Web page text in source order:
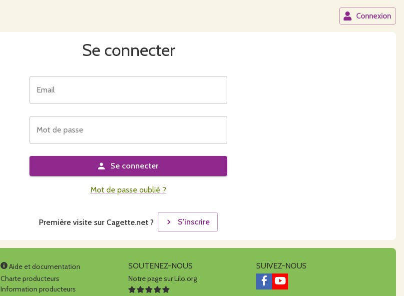
Connexion
Se connecter
Email
Mot de passe
Se connecter
Mot de passe oublié ?
Première visite sur Cagette.net ? S'inscrire
Aide et documentation
Charte producteurs
Information producteurs
SOUTENEZ-NOUS
Notre page sur Lilo.org
SUIVEZ-NOUS